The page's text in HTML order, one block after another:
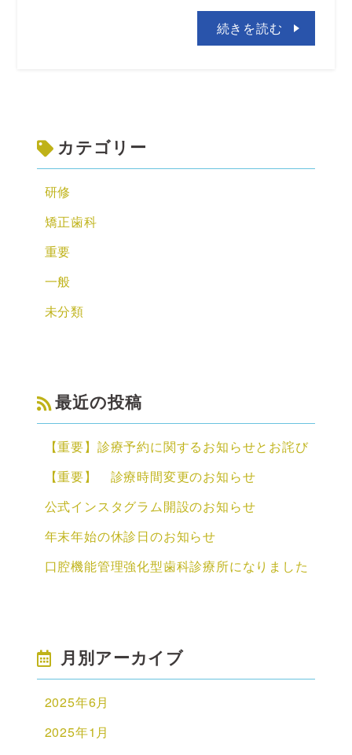
続きを読む
カテゴリー
研修
矯正歯科
重要
一般
未分類
最近の投稿
【重要】診療予約に関するお知らせとお詫び
【重要】 診療時間変更のお知らせ
公式インスタグラム開設のお知らせ
年末年始の休診日のお知らせ
口腔機能管理強化型歯科診療所になりました
月別アーカイブ
2025年6月
2025年1月